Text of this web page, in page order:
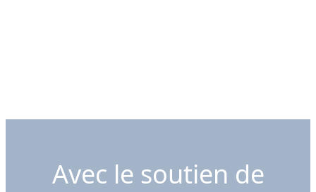
Avec le soutien de